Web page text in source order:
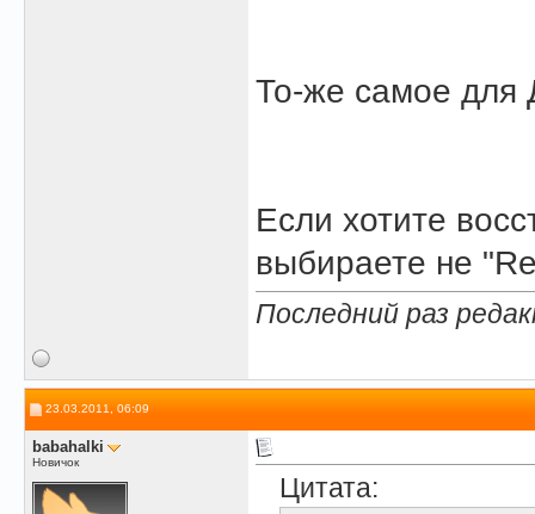
То-же самое для
Если хотите
выбираете не
Последний раз
23.03.2011, 06:09
babahalki
Новичок
Цитата: